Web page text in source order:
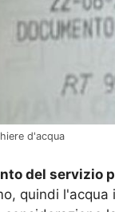
d'acqua
del servizio
quindi